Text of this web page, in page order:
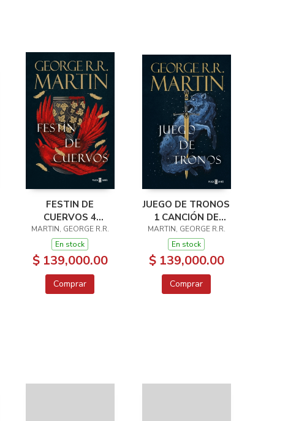
FESTIN DE
CUERVOS 4
CANCIÓN DE HIELO
Y FUEGO
MARTIN, GEORGE R.R.
En stock
$ 139,000.00
Comprar
JUEGO DE TRONOS
1 CANCIÓN DE
HIELO Y FUEGO
MARTIN, GEORGE R.R.
En stock
$ 139,000.00
Comprar